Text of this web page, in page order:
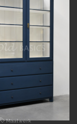
Maatwerk